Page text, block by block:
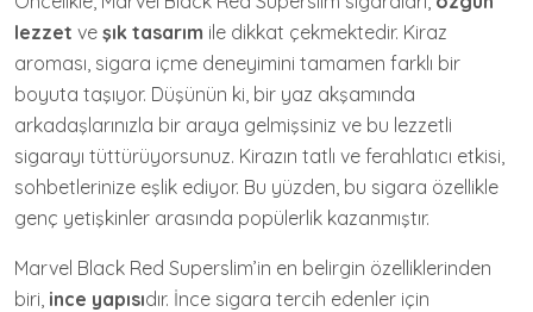
lezzet ve şık tasarım ile dikkat çekmektedir. Kiraz
aroması, sigara içme deneyimini tamamen farklı bir
boyuta taşıyor. Düşünün ki, bir yaz akşamında
arkadaşlarınızla bir araya gelmişsiniz ve bu lezzetli
sigarayı tüttürüyorsunuz. Kirazın tatlı ve ferahlatıcı etkisi,
sohbetlerinize eşlik ediyor. Bu yüzden, bu sigara özellikle
genç yetişkinler arasında popülerlik kazanmıştır.
Marvel Black Red Superslim’in en belirgin özelliklerinden
biri, ince yapısıdır. İnce sigara tercih edenler için